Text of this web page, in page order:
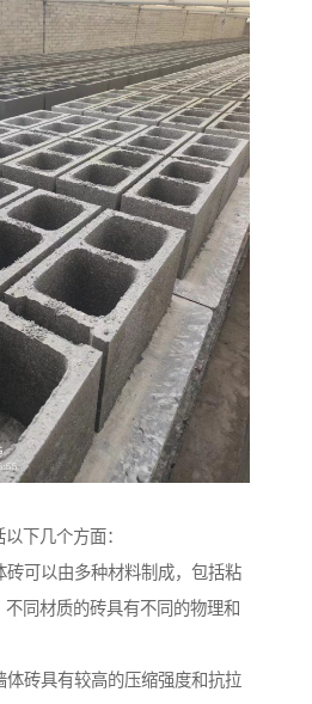
下几个方面：
可以由多种材料制成，包括粘
同材质的砖具有不同的物理和
砖具有较高的压缩强度和抗拉